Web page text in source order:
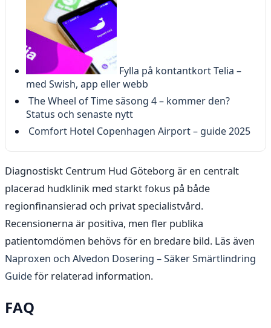
Fylla på kontantkort Telia –
med Swish, app eller webb
The Wheel of Time säsong 4 – kommer den?
Status och senaste nytt
Comfort Hotel Copenhagen Airport – guide 2025
Diagnostiskt Centrum Hud Göteborg är en centralt
placerad hudklinik med starkt fokus på både
regionfinansierad och privat specialistvård.
Recensionerna är positiva, men fler publika
patientomdömen behövs för en bredare bild. Läs även
Naproxen och Alvedon Dosering – Säker Smärtlindring
Guideför relaterad information.
FAQ